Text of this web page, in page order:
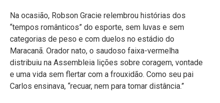
Na ocasião, Robson Gracie relembrou histórias dos
“tempos românticos” do esporte, sem luvas e sem
categorias de peso e com duelos no estádio do
Maracanã. Orador nato, o saudoso faixa-vermelha
distribuiu na Assembleia lições sobre coragem, vontade
e uma vida sem flertar com a frouxidão. Como seu pai
Carlos ensinava, “recuar, nem para tomar distância.”